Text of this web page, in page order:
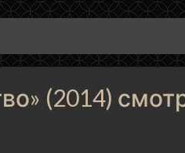
(2014)